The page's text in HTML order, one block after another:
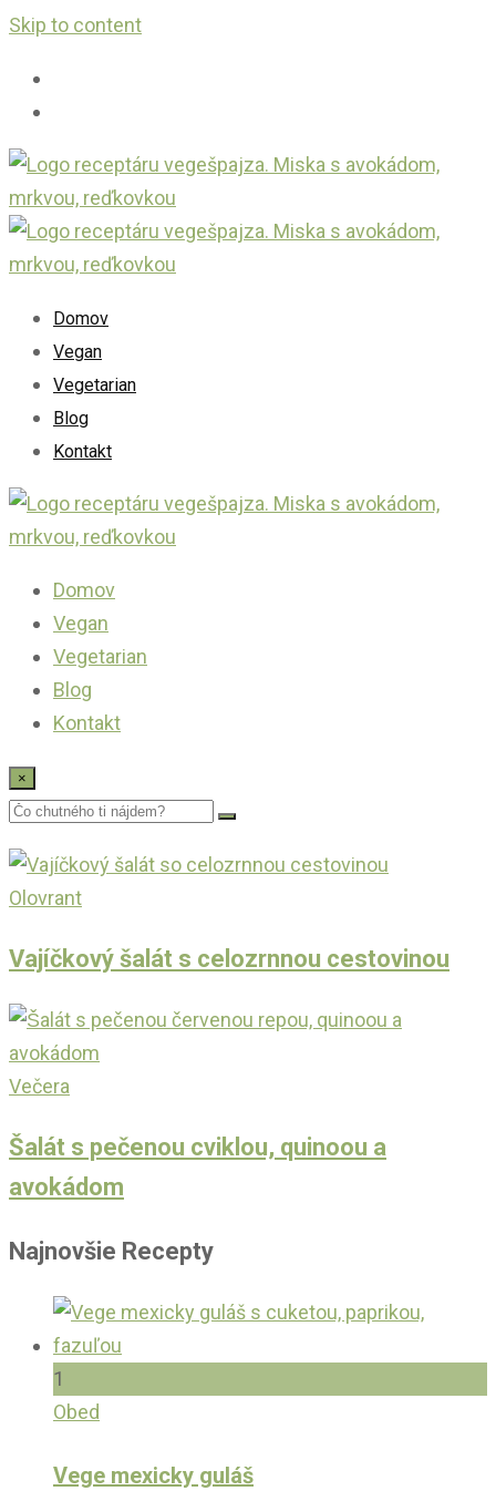
Skip to content
Domov
Vegan
Vegetarian
Blog
Kontakt
Domov
Vegan
Vegetarian
Blog
Kontakt
×
Olovrant
Vajíčkový šalát s celozrnnou cestovinou
Večera
Šalát s pečenou cviklou, quinoou a
avokádom
Najnovšie Recepty
1
Obed
Vege mexicky guláš